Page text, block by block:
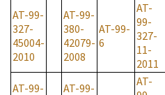
AT-99-
327-
45004-
2010
AT-99-
380-
42079-
2008
AT-99-
6
AT-
99-
327-
11-
2011
AT-99-
AT-99-
AT-